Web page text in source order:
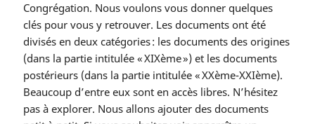
Congrégation. Nous voulons vous donner quelques
clés pour vous y retrouver. Les documents ont été
divisés en deux catégories : les documents des origines
(dans la partie intitulée « XIXème ») et les documents
postérieurs (dans la partie intitulée « XXème-XXIème).
Beaucoup d’entre eux sont en accès libres. N’hésitez
pas à explorer. Nous allons ajouter des documents